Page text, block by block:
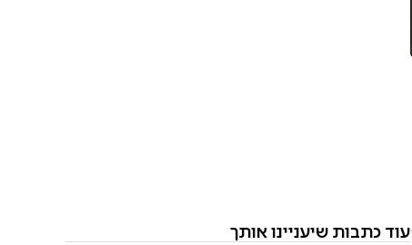
עוד כתבות שיעניינו אותך